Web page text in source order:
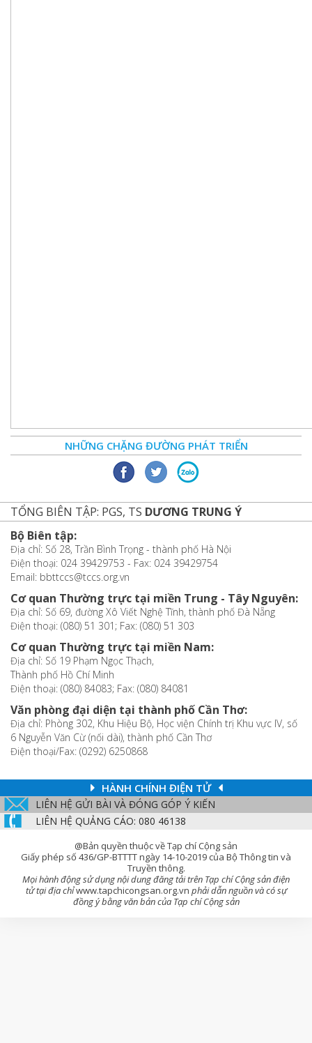
NHỮNG CHẶNG ĐƯỜNG PHÁT TRIỂN
TỔNG BIÊN TẬP: PGS, TS DƯƠNG TRUNG Ý
Bộ Biên tập:
Địa chỉ: Số 28, Trần Bình Trọng - thành phố Hà Nội
Điện thoại: 024 39429753 - Fax: 024 39429754
Email: bbttccs@tccs.org.vn
Cơ quan Thường trực tại miền Trung - Tây Nguyên:
Địa chỉ: Số 69, đường Xô Viết Nghệ Tĩnh, thành phố Đà Nẵng
Điện thoại: (080) 51 301; Fax: (080) 51 303
Cơ quan Thường trực tại miền Nam:
Địa chỉ: Số 19 Phạm Ngọc Thạch,
Thành phố Hồ Chí Minh
Điện thoại: (080) 84083; Fax: (080) 84081
Văn phòng đại diện tại thành phố Cần Thơ:
Địa chỉ: Phòng 302, Khu Hiệu Bộ, Học viện Chính trị Khu vực IV, số
6 Nguyễn Văn Cừ (nối dài), thành phố Cần Thơ
Điện thoại/Fax: (0292) 6250868
HÀNH CHÍNH ĐIỆN TỬ
LIÊN HỆ GỬI BÀI VÀ ĐÓNG GÓP Ý KIẾN
LIÊN HỆ QUẢNG CÁO: 080 46138
@Bản quyền thuộc về Tạp chí Cộng sản
Giấy phép số 436/GP-BTTTT ngày 14-10-2019 của Bộ Thông tin và
Truyền thông.
Mọi hành động sử dụng nội dung đăng tải trên Tạp chí Cộng sản điện
tử tại địa chỉwww.tapchicongsan.org.vn phải dẫn nguồn và có sự
đồng ý bằng văn bản của Tạp chí Cộng sản